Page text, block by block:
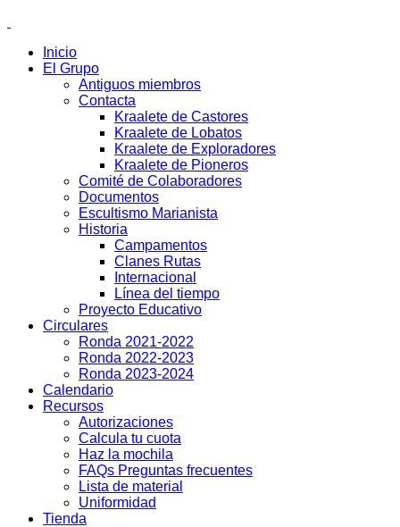
Inicio
El Grupo
Antiguos miembros
Contacta
Kraalete de Castores
Kraalete de Lobatos
Kraalete de Exploradores
Kraalete de Pioneros
Comité de Colaboradores
Documentos
Escultismo Marianista
Historia
Campamentos
Clanes Rutas
Internacional
Línea del tiempo
Proyecto Educativo
Circulares
Ronda 2021-2022
Ronda 2022-2023
Ronda 2023-2024
Calendario
Recursos
Autorizaciones
Calcula tu cuota
Haz la mochila
FAQs Preguntas frecuentes
Lista de material
Uniformidad
Tienda